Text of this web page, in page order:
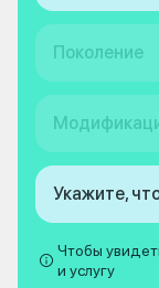
Поколение
Укажите,
Чтобы
и услугу